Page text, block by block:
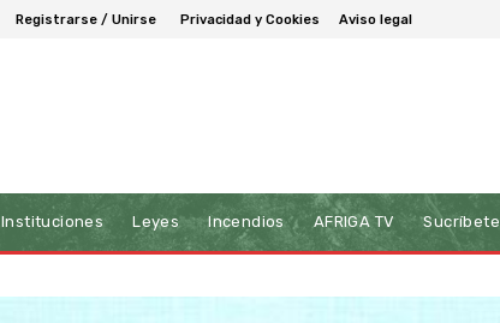
Registrarse / Unirse Privacidad y Cookies Aviso legal
Instituciones Leyes Incendios AFRIGA TV Sucríbete